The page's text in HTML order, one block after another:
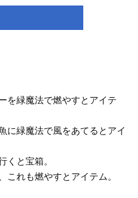
を緑魔法で燃やすとアイテ
に緑魔法で風をあてるとアイ
くと宝箱。
これも燃やすとアイテム。